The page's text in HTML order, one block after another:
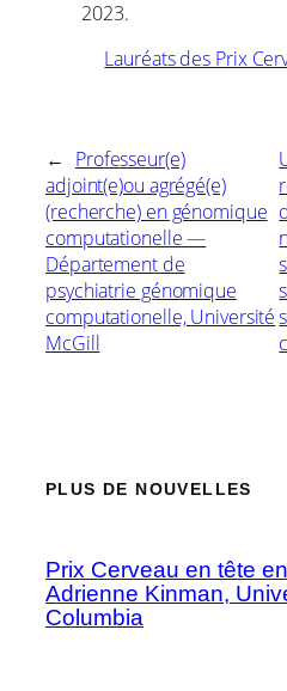
2023.
Lauréats des Prix
← Professeur(e)
adjoint(e)ou agrégé(e)
(recherche) en génomique
computationelle —
Département de
psychiatrie génomique
computationelle, Université
McGill
PLUS DE NOUVELLES
Prix Cerveau en tête
Adrienne Kinman,
Columbia